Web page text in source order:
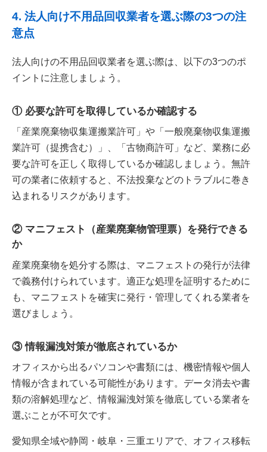
4. 法人向け不用品回収業者を選ぶ際の3つの注
意点
法人向けの不用品回収業者を選ぶ際は、以下の3つのポ
イントに注意しましょう。
① 必要な許可を取得しているか確認する
「産業廃棄物収集運搬業許可」や「一般廃棄物収集運搬
業許可（提携含む）」、「古物商許可」など、業務に必
要な許可を正しく取得しているか確認しましょう。無許
可の業者に依頼すると、不法投棄などのトラブルに巻き
込まれるリスクがあります。
② マニフェスト（産業廃棄物管理票）を発行できる
か
産業廃棄物を処分する際は、マニフェストの発行が法律
で義務付けられています。適正な処理を証明するために
も、マニフェストを確実に発行・管理してくれる業者を
選びましょう。
③ 情報漏洩対策が徹底されているか
オフィスから出るパソコンや書類には、機密情報や個人
情報が含まれている可能性があります。データ消去や書
類の溶解処理など、情報漏洩対策を徹底している業者を
選ぶことが不可欠です。
愛知県全域や静岡・岐阜・三重エリアで、オフィス移転